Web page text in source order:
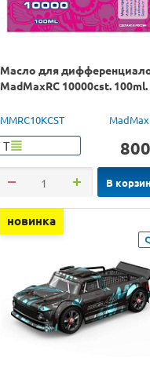
Масло для
MadMaxRC 10000cst. 100ml.
MMRC10KCST
Т 800
В
новинка